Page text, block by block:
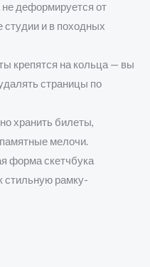
деформируется от
и в походных
крепятся на кольца — вы
страницы по
хранить билеты,
мелочи.
форма скетчбука
стильную рамку-